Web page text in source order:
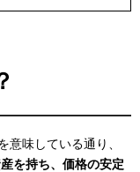
意味している通り、
を持ち、価格の安定